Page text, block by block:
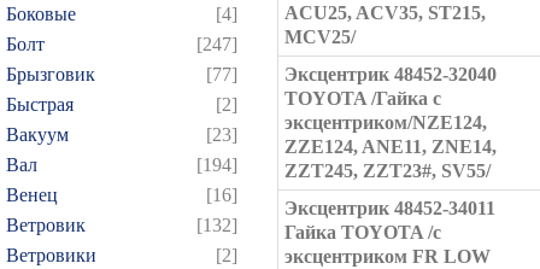
Боковые
[4]
Болт
[247]
Брызговик
[77]
Быстрая
[2]
Вакуум
[23]
Вал
[194]
Венец
[16]
Ветровик
[132]
Ветровики
[2]
ACU25, ACV35, ST215,
MCV25/
Эксцентрик 48452-32040
TOYOTA /Гайка с
эксцентриком/NZE124,
ZZE124, ANE11, ZNE14,
ZZT245, ZZT23#, SV55/
Эксцентрик 48452-34011
Гайка TOYOTA /с
эксцентриком FR LOW